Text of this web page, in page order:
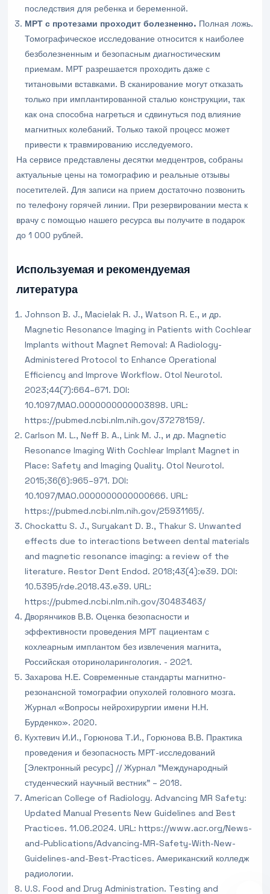
последствия для ребенка и беременной.
МРТ с протезами проходит болезненно. Полная ложь.
Томографическое исследование относится к наиболее
безболезненным и безопасным диагностическим
приемам. МРТ разрешается проходить даже с
титановыми вставками. В сканирование могут отказать
только при имплантированной сталью конструкции, так
как она способна нагреться и сдвинуться под влияние
магнитных колебаний. Только такой процесс может
привести к травмированию исследуемого.
На сервисе представлены десятки медцентров, собраны
актуальные цены на томографию и реальные отзывы
посетителей. Для записи на прием достаточно позвонить
по телефону горячей линии. При резервировании места к
врачу с помощью нашего ресурса вы получите в подарок
до 1 000 рублей.
Используемая и рекомендуемая
литература
Johnson B. J., Macielak R. J., Watson R. E., и др.
Magnetic Resonance Imaging in Patients with Cochlear
Implants without Magnet Removal: A Radiology-
Administered Protocol to Enhance Operational
Efficiency and Improve Workflow. Otol Neurotol.
2023;44(7):664–671. DOI:
10.1097/MAO.0000000000003898. URL:
https://pubmed.ncbi.nlm.nih.gov/37278159/.
Carlson M. L., Neff B. A., Link M. J., и др. Magnetic
Resonance Imaging With Cochlear Implant Magnet in
Place: Safety and Imaging Quality. Otol Neurotol.
2015;36(6):965–971. DOI:
10.1097/MAO.0000000000000666. URL:
https://pubmed.ncbi.nlm.nih.gov/25931165/.
Chockattu S. J., Suryakant D. B., Thakur S. Unwanted
effects due to interactions between dental materials
and magnetic resonance imaging: a review of the
literature. Restor Dent Endod. 2018;43(4):e39. DOI:
10.5395/rde.2018.43.e39. URL:
https://pubmed.ncbi.nlm.nih.gov/30483463/
Дворянчиков В.В. Оценка безопасности и
эффективности проведения МРТ пациентам с
кохлеарным имплантом без извлечения магнита,
Российская оториноларингология. - 2021.
Захарова Н.Е. Современные стандарты магнитно-
резонансной томографии опухолей головного мозга.
Журнал «Вопросы нейрохирургии имени Н.Н.
Бурденко». 2020.
Кухтевич И.И., Горюнова Т.И., Горюнова В.В. Практика
проведения и безопасность МРТ-исследований
[Электронный ресурс] // Журнал "Международный
студенческий научный вестник" – 2018.
American College of Radiology. Advancing MR Safety:
Updated Manual Presents New Guidelines and Best
Practices. 11.06.2024. URL: https://www.acr.org/News-
and-Publications/Advancing-MR-Safety-With-New-
Guidelines-and-Best-Practices. Американский колледж
радиологии.
U.S. Food and Drug Administration. Testing and